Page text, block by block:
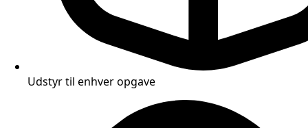
Udstyr til enhver opgave